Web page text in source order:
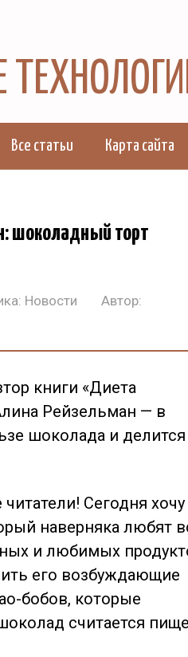
Все статьи Карта сайта
шоколадный торт
Новости
Автор:
книги «Диета
Рейзельман — в
шоколада и делится
Сегодня хочу
наверняка любят
и любимых
его возбуждающие
бобов, которые
считается